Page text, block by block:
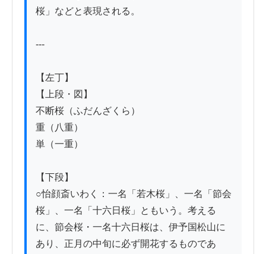
桜」などと表現される。
---
【左丁】
【上段・図】
不断桜（ふだんざくら）
重（八重）
単（一重）
【下段】
○怡顔斎いわく：一名「若木桜」、一名「節会
桜」、一名「十六日桜」ともいう。考える
に、節会桜・一名十六日桜は、伊予国松山に
あり、正月の中旬に必ず開花するものであ